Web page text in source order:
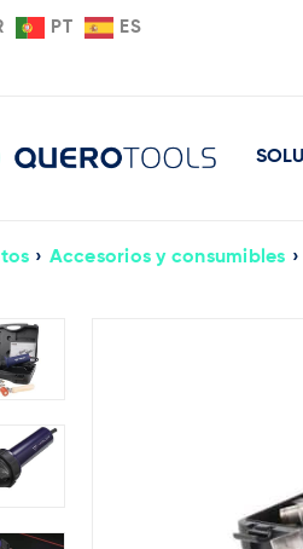
PT ES
› Accesorios y consumibles ›